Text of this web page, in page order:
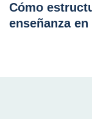
Cómo
enseñanza